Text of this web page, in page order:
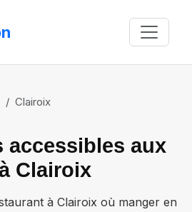
Clairoix
accessibles aux
Clairoix
à Clairoix où manger en